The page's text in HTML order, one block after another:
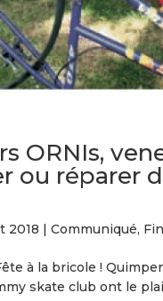
ORNIs,
ou réparer
2018 | Communiqué,
à la bricole !
skate club ont le